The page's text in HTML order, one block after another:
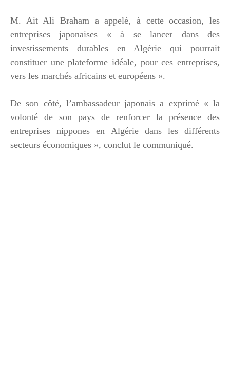
M. Ait Ali Braham a appelé, à cette occasion, les
entreprises japonaises « à se lancer dans des
investissements durables en Algérie qui pourrait
constituer une plateforme idéale, pour ces entreprises,
vers les marchés africains et européens ».
De son côté, l’ambassadeur japonais a exprimé « la
volonté de son pays de renforcer la présence des
entreprises nippones en Algérie dans les différents
secteurs économiques », conclut le communiqué.